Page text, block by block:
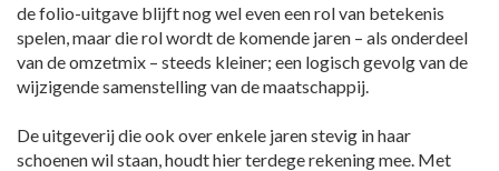
de folio-uitgave blijft nog wel even een rol van betekenis
spelen, maar die rol wordt de komende jaren – als onderdeel
van de omzetmix – steeds kleiner; een logisch gevolg van de
wijzigende samenstelling van de maatschappij.
De uitgeverij die ook over enkele jaren stevig in haar
schoenen wil staan, houdt hier terdege rekening mee. Met